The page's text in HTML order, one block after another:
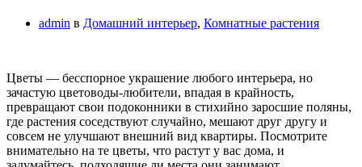
admin в Домашний интерьер, Комнатные растения
Цветы — бесспорное украшение любого интерьера, но
зачастую цветоводы-любители, впадая в крайность,
превращают свои подоконники в стихийно заросшие поляны,
где растения соседствуют случайно, мешают друг другу и
совсем не улучшают внешний вид квартиры. Посмотрите
внимательно на те цветы, что растут у вас дома, и